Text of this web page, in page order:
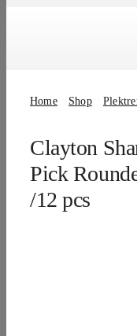
Home Shop
Clayton
Pick
/12 pcs